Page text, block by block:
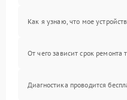
Как я узнаю, что мое
От чего зависит срок ремонта
Диагностика проводится